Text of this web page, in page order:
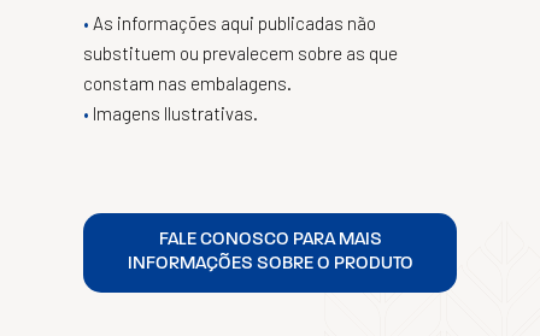
As informações aqui publicadas não
substituem ou prevalecem sobre as que
constam nas embalagens.
Imagens Ilustrativas.
FALE CONOSCO PARA MAIS
INFORMAÇÕES SOBRE O PRODUTO